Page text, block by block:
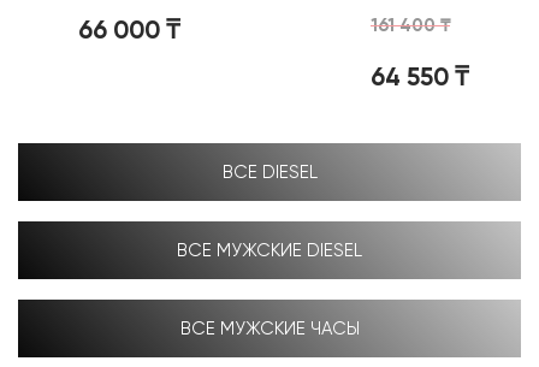
USPA1070-05
66 000₸ 161 400₸
64 550₸
ВСЕ DIESEL
ВСЕ МУЖСКИЕ DIESEL
ВСЕ МУЖСКИЕ ЧАСЫ